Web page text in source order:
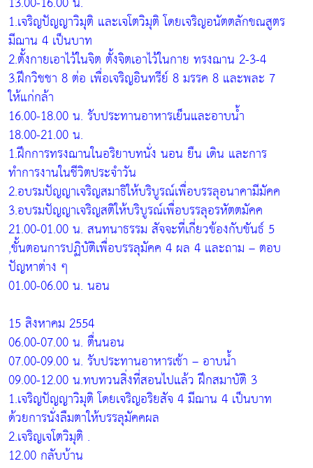
1.เจริญปัญญาวิมุติ และเจโตวิมุติ โดยเจริญอนัตตลักขณสูตร
มีฌาน 4 เป็นบาท
2.ตั้งกายเอาไว้ในจิต ตั้งจิตเอาไว้ในกาย ทรงฌาน 2-3-4
3.ฝึกวิชชา 8 ต่อ เพื่อเจริญอินทรีย์ 8 มรรค 8 และพละ 7
ให้แก่กล้า
16.00-18.00 น. รับประทานอาหารเย็นและอาบน้ำ
18.00-21.00 น.
1.ฝึกการทรงฌานในอริยาบทนั่ง นอน ยืน เดิน และการ
ทำการงานในชีวิตประจำวัน
2.อบรมปัญญาเจริญสมาธิให้บริบูรณ์เพื่อบรรลุอนาคามีมัคค
3.อบรมปัญญาเจริญสติให้บริบูรณ์เพื่อบรรลุอรหัตตมัคค
21.00-01.00 น. สนทนาธรรม สัจจะที่เกี่ยวข้องกับขันธ์ 5
,ขั้นตอนการปฏิบัติเพื่อบรรลุมัคค 4 ผล 4 และถาม – ตอบ
ปัญหาต่าง ๆ
01.00-06.00 น. นอน
15 สิงหาคม 2554
06.00-07.00 น. ตื่นนอน
07.00-09.00 น. รับประทานอาหารเช้า – อาบน้ำ
09.00-12.00 น.ทบทวนสิ่งที่สอนไปแล้ว ฝึกสมาบัติ 3
1.เจริญปัญญาวิมุติ โดยเจริญอริยสัจ 4 มีฌาน 4 เป็นบาท
ด้วยการนั่งลืมตาให้บรรลุมัคคผล
2.เจริญเจโตวิมุติ .
12.00 กลับบ้าน